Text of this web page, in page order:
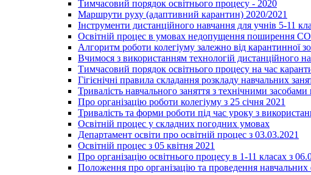
Тимчасовий порядок освітнього процесу - 2020
Маршрути руху (адаптивний карантин) 2020/2021
Інструменти дистанційного навчання для учнів 5-11
Освітній процес в умовах недопущення поширення
Алгоритм роботи колегіуму залежно від карантинної
Вчимося з використанням технологій дистанційного
Тимчасовий порядок освітнього процесу на час
Гігієнічні правила складання розкладу навчальних
Тривалість навчального заняття з технічними засобами
Про організацію роботи колегіуму з 25 січня 2021
Тривалість та форми роботи під час уроку з
Освітній процес у складних погодних умовах
Департамент освіти про освітній процес з 03.03.2021
Освітній процес з 05 квітня 2021
Про організацію освітнього процесу в 1-11 класах з
Положення про організацію та проведення навчальних